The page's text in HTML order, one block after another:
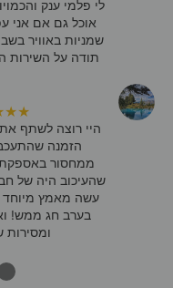
לי פלמי ענק
אוכל גם אם אני
שמניות באוויר
תודה על השירות
היי רוצה לשתף
הזמנה
ממחסור באספקת
שהעיכוב היה של
עשה מאמץ מיוחד
בערב חג ממש!